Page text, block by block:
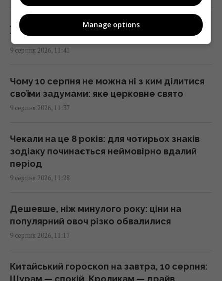
Пенсіонер переїхав з Майорки на Таїланд і
тепер називає себе "королем світу"
11:12 неділя, 09 серпня 2026
приголомшила зізнанням після весілля
11:06 неділя, 09 серпня 2026
домашній трюк, про який знають одиниці
11:02 неділя, 09 серпня 2026
10:49 неділя, 09 серпня 2026
10:28 неділя, 09 серпня 2026
Любовний гороскоп на 10–16 серпня:
Терезам — краса, Скорпіонам — зміни
9 серпня 2026, 11:41
Чому 10 серпня не можна ні з ким ділитися
своїми задумами: яке церковне свято
9 серпня 2026, 11:37
Чекали на це 8 років: для чотирьох знаків
зодіаку починається неймовірно вдалий
період
9 серпня 2026, 11:28
Дешевше, ніж минулого року: ціни на
популярний овоч різко обвалилися
9 серпня 2026, 11:17
Китайський гороскоп на завтра, 10 серпня:
Щурам — спокій, Кроликам — драйв
Manage options